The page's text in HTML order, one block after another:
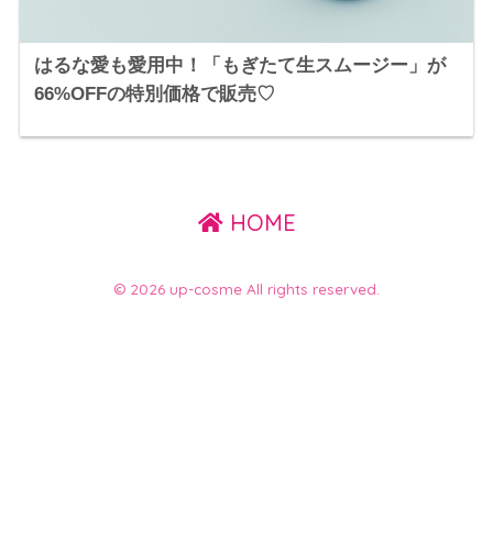
はるな愛も愛用中！「もぎたて生スムージー」が
66%OFFの特別価格で販売♡
HOME
© 2026 up-cosme All rights reserved.